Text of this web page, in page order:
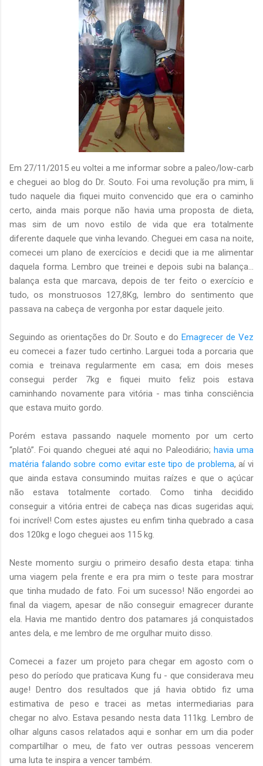
Em 27/11/2015 eu voltei a me informar sobre a paleo/low-carb
e cheguei ao blog do Dr. Souto. Foi uma revolução pra mim, li
tudo naquele dia fiquei muito convencido que era o caminho
certo, ainda mais porque não havia uma proposta de dieta,
mas sim de um novo estilo de vida que era totalmente
diferente daquele que vinha levando. Cheguei em casa na noite,
comecei um plano de exercícios e decidi que ia me alimentar
daquela forma. Lembro que treinei e depois subi na balança...
balança esta que marcava, depois de ter feito o exercício e
tudo, os monstruosos 127,8Kg, lembro do sentimento que
passava na cabeça de vergonha por estar daquele jeito.
Seguindo as orientações do Dr. Souto e doEmagrecer de Vez
eu comecei a fazer tudo certinho. Larguei toda a porcaria que
comia e treinava regularmente em casa; em dois meses
consegui perder 7kg e fiquei muito feliz pois estava
caminhando novamente para vitória - mas tinha consciência
que estava muito gordo.
Porém estava passando naquele momento por um certo
“platô”. Foi quando cheguei até aqui no Paleodiário; havia uma
matéria falando sobre como evitar este tipo de problema, aí vi
que ainda estava consumindo muitas raízes e que o açúcar
não estava totalmente cortado. Como tinha decidido
conseguir a vitória entrei de cabeça nas dicas sugeridas aqui;
foi incrível! Com estes ajustes eu enfim tinha quebrado a casa
dos 120kg e logo cheguei aos 115 kg.
Neste momento surgiu o primeiro desafio desta etapa: tinha
uma viagem pela frente e era pra mim o teste para mostrar
que tinha mudado de fato. Foi um sucesso! Não engordei ao
final da viagem, apesar de não conseguir emagrecer durante
ela. Havia me mantido dentro dos patamares já conquistados
antes dela, e me lembro de me orgulhar muito disso.
Comecei a fazer um projeto para chegar em agosto com o
peso do período que praticava Kung fu - que considerava meu
auge! Dentro dos resultados que já havia obtido fiz uma
estimativa de peso e tracei as metas intermediarias para
chegar no alvo. Estava pesando nesta data 111kg. Lembro de
olhar alguns casos relatados aqui e sonhar em um dia poder
compartilhar o meu, de fato ver outras pessoas vencerem
uma luta te inspira a vencer também.